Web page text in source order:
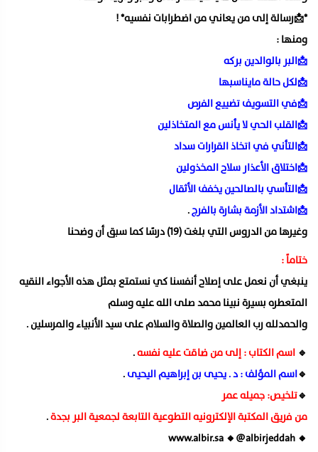
*📩رسالة إلى من يعاني من اضطرابات نفسيه* !
ومنها :
📩البر بالوالدين بركه
📩لكل حالة مايناسبها
📩في التسويف تضييع الفرص
📩القلب الحي لا يأنس مع المتخاذلين
📩التأني في اتخاذ القرارات سداد
📩اختلاق الأعذار سلاح المخذولين
📩التأسي بالصالحين يخفف الأثقال
📩اشتداد الأزمة بشارة بالفرج.
وغيرها من الدروس التي بلغت (١٩) درسًا كما سبق أن وضحنا
ختاماً :
ينبغي أن نعمل على إصلاح أنفسنا كي نستمتع بمثل هذه الأجواء النقيه
المتعطره بسيرة نبينا محمد صلى الله عليه وسلم
والحمدلله رب العالمين والصلاة والسلام على سيد الأنبياء والمرسلين .
🔹 اسم الكتاب : إلى من ضاقت عليه نفسه.
🔹اسم المؤلف : د . يحيى بن إبراهيم اليحيى.
🔹تلخيص: جميله عمر
من فريق المكتبة الإلكترونيه التطوعية التابعة لجمعية البر بجدة.
🔸 www.albir.sa 🔸@albirjeddah